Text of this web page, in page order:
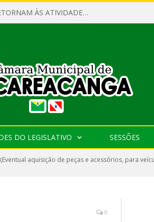
SERVIDORES DA CÂMARA MUNICIPAL RETORNAM ÀS ATIVIDADES APÓS O RECESSO PARLAMENTAR
DO LEGISLATIVO SESSÕES
(Eventual aquisição de peças e acessórios, para
0